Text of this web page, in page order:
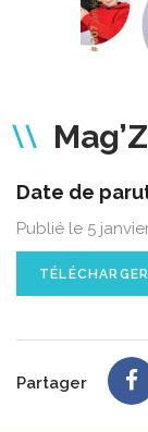
Date de
Publié le 5
TÉLÉCHARGER
Partager